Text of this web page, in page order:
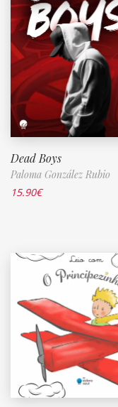
Dead Boys
Paloma González Rubio
15.90€